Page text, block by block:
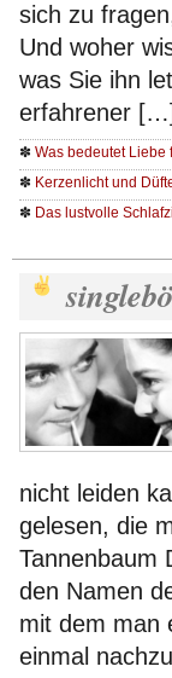
sich zu
Und woher
was Sie ihn
erfahrener […]
✽ Was bedeutet Liebe
✽ Kerzenlicht und
✽ Das lustvolle
nicht leiden
gelesen, die
Tannenbaum
den Namen
mit dem man
einmal